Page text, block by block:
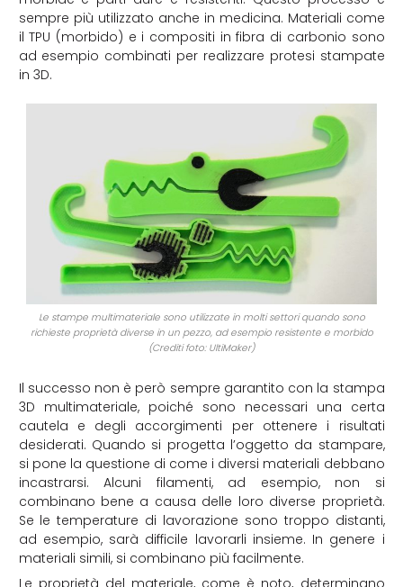
sempre più utilizzato anche in medicina. Materiali come
il TPU (morbido) e i compositi in fibra di carbonio sono
ad esempio combinati per realizzare protesi stampate
in 3D.
Le stampe multimateriale sono utilizzate in molti settori quando sono
richieste proprietà diverse in un pezzo, ad esempio resistente e morbido
(Crediti foto: UltiMaker)
Il successo non è però sempre garantito con la stampa
3D multimateriale, poiché sono necessari una certa
cautela e degli accorgimenti per ottenere i risultati
desiderati. Quando si progetta l’oggetto da stampare,
si pone la questione di come i diversi materiali debbano
incastrarsi. Alcuni filamenti, ad esempio, non si
combinano bene a causa delle loro diverse proprietà.
Se le temperature di lavorazione sono troppo distanti,
ad esempio, sarà difficile lavorarli insieme. In genere i
materiali simili, si combinano più facilmente.